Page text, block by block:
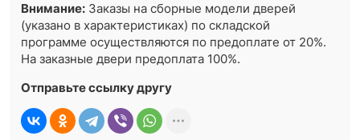
Внимание: Заказы на сборные модели дверей
(указано в характеристиках) по складской
программе осуществляются по предоплате от 20%.
На заказные двери предоплата 100%.
Отправьте ссылку другу